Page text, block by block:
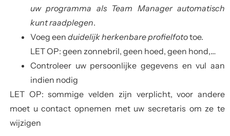
uw programma als Team Manager automatisch
kunt raadplegen.
Voeg een duidelijk herkenbare profielfototoe.
LET OP: geen zonnebril, geen hoed, geen hond,…
Controleer uw persoonlijke gegevens en vul aan
indien nodig
LET OP: sommige velden zijn verplicht, voor andere
moet u contact opnemen met uw secretaris om ze te
wijzigen